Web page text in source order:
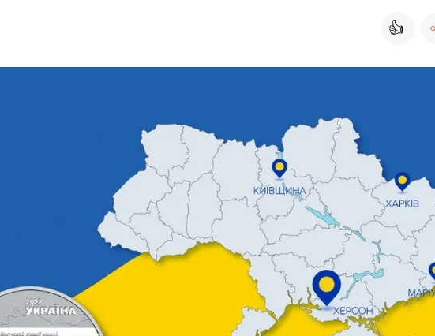
👍